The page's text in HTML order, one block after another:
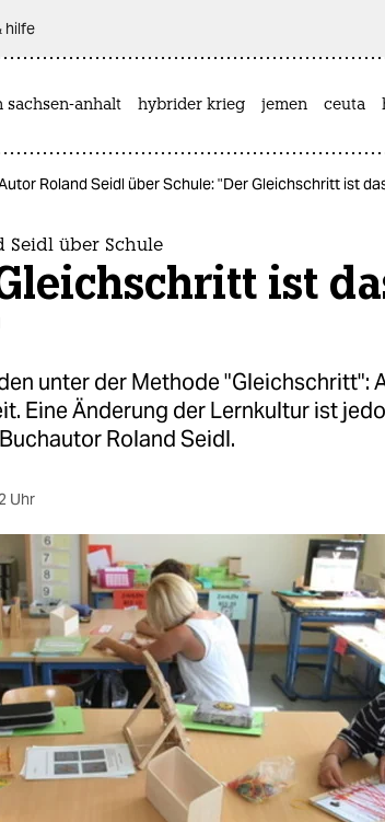
hilfe
sachsen-anhalt hybrider krieg jemen ceuta
Roland Seidl über Schule: "Der Gleichschritt ist
Seidl über Schule
ist
unter der Methode "Gleichschritt":
Eine Änderung der Lernkultur ist
Roland Seidl.
Uhr